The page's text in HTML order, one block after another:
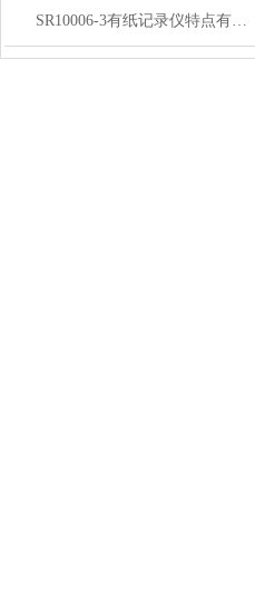
SR10006-3有纸记录仪特点有哪几点